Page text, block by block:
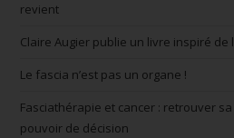
revient
Claire Augier publie un livre inspiré
Le fascia n’est pas un organe !
Fasciathérapie et cancer : retrouver
pouvoir de décision